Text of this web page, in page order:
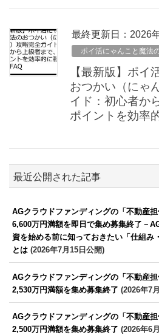
最終更新日：2026
ポイ活にゃんこと魔法
【最新版】ポイ
おつかい（にゃ
イド：初心者か
ポイントを効率
最近公開された記事
AGクラウドファンディングの「不動産担
6,600万円満額を即日で集め募集終了－
資を始める前に知っておきたい「仕組み
とは (2026年7月15日公開)
AGクラウドファンディングの「不動産担
2,530万円満額を集め募集終了 (2026年7
AGクラウドファンディングの「不動産担
2,500万円満額を集め募集終了 (2026年6